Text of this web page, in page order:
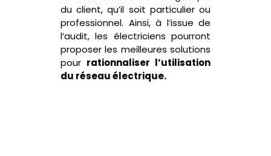
du client, qu’il soit particulier ou
professionnel. Ainsi, à l’issue de
l’audit, les électriciens pourront
proposer les meilleures solutions
pour rationnaliser l’utilisation
du réseau électrique.